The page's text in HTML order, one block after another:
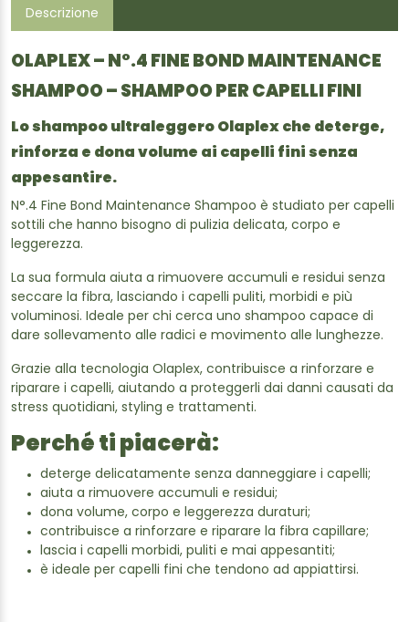
Descrizione
OLAPLEX – N°.4 FINE BOND MAINTENANCE
SHAMPOO – SHAMPOO PER CAPELLI FINI
Lo shampoo ultraleggero Olaplex che deterge,
rinforza e dona volume ai capelli fini senza
appesantire.
N°.4 Fine Bond Maintenance Shampoo è studiato per capelli
sottili che hanno bisogno di pulizia delicata, corpo e
leggerezza.
La sua formula aiuta a rimuovere accumuli e residui senza
seccare la fibra, lasciando i capelli puliti, morbidi e più
voluminosi. Ideale per chi cerca uno shampoo capace di
dare sollevamento alle radici e movimento alle lunghezze.
Grazie alla tecnologia Olaplex, contribuisce a rinforzare e
riparare i capelli, aiutando a proteggerli dai danni causati da
stress quotidiani, styling e trattamenti.
Perché ti piacerà:
deterge delicatamente senza danneggiare i capelli;
aiuta a rimuovere accumuli e residui;
dona volume, corpo e leggerezza duraturi;
contribuisce a rinforzare e riparare la fibra capillare;
lascia i capelli morbidi, puliti e mai appesantiti;
è ideale per capelli fini che tendono ad appiattirsi.